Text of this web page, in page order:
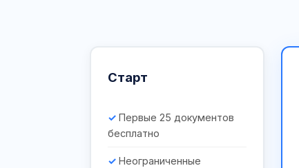
Старт
Первые 25 документов
бесплатно
Неограниченные